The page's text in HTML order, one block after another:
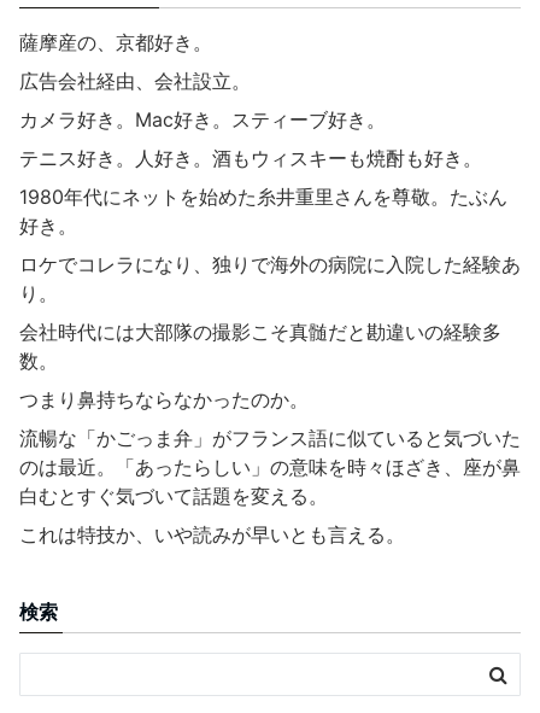
薩摩産の、京都好き。
広告会社経由、会社設立。
カメラ好き。Mac好き。スティーブ好き。
テニス好き。人好き。酒もウィスキーも焼酎も好き。
1980年代にネットを始めた糸井重里さんを尊敬。たぶん
好き。
ロケでコレラになり、独りで海外の病院に入院した経験あ
り。
会社時代には大部隊の撮影こそ真髄だと勘違いの経験多
数。
つまり鼻持ちならなかったのか。
流暢な「かごっま弁」がフランス語に似ていると気づいた
のは最近。「あったらしい」の意味を時々ほざき、座が鼻
白むとすぐ気づいて話題を変える。
これは特技か、いや読みが早いとも言える。
検索